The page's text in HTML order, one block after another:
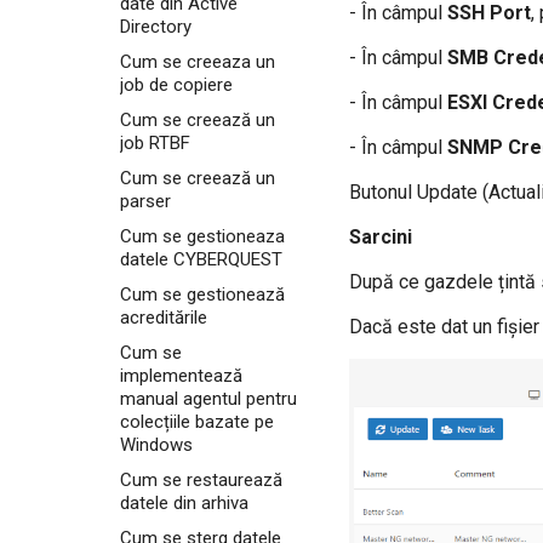
Address on port 5140
UDP
How to configure
GravityZone to send
Address on port 5140
UDP
How to configure IPS
FireEye to send logs
to CQ Server IP
Address on port 5140
UDP
How to configure
Linux server to send
logs to CQ Server IP
UDP
How to configure
Linux server to read
custom log files with
rsyslog
How to configure
NGNIX to send logs to
How to collect data
Log
How to collect data
on Windows System
Log
How to connect to CQ
Threat Intelligence
Active Directory
How to create
Backups
How to create a Copy
How to create a DTS
Alert
How to create a
MariaDB cluster for
operation
How to create a RTBF
job
Directory
Cum se creeaza un
job de copiere
Cum se creează un
job RTBF
Cum se creează un
parser
Cum se gestioneaza
datele CYBERQUEST
Cum se gestionează
acreditările
Cum se
implementează
manual agentul pentru
colecțiile bazate pe
Windows
Cum se restaurează
datele din arhiva
Cum se sterg datele
- În câmpul SSH Port,
- În câmpul SMB
- În câmpul ESXI
- În câmpul SNMP
Butonul Update
Sarcini
După ce gazdele țintă
Dacă este dat un